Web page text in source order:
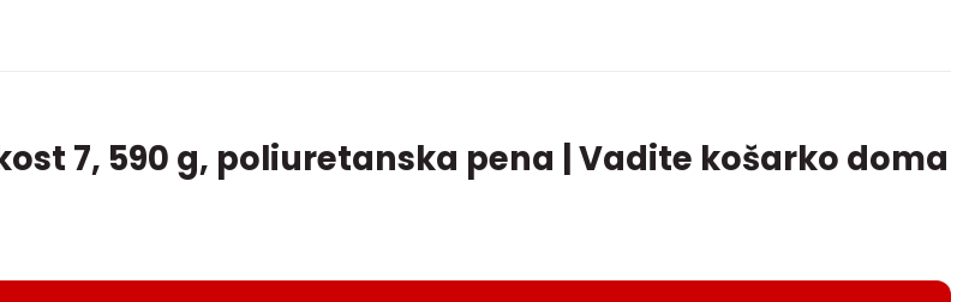
7, 590 g, poliuretanska pena | Vadite košarko doma